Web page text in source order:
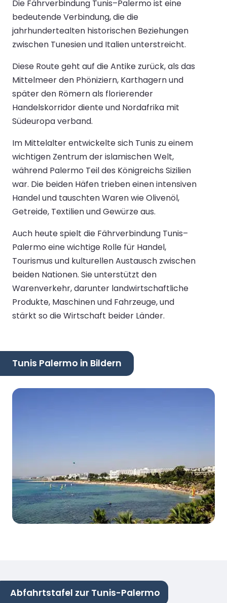
Die Fährverbindung Tunis–Palermo ist eine
bedeutende Verbindung, die die
jahrhundertealten historischen Beziehungen
zwischen Tunesien und Italien unterstreicht.
Diese Route geht auf die Antike zurück, als das
Mittelmeer den Phöniziern, Karthagern und
später den Römern als florierender
Handelskorridor diente und Nordafrika mit
Südeuropa verband.
Im Mittelalter entwickelte sich Tunis zu einem
wichtigen Zentrum der islamischen Welt,
während Palermo Teil des Königreichs Sizilien
war. Die beiden Häfen trieben einen intensiven
Handel und tauschten Waren wie Olivenöl,
Getreide, Textilien und Gewürze aus.
Auch heute spielt die Fährverbindung Tunis–
Palermo eine wichtige Rolle für Handel,
Tourismus und kulturellen Austausch zwischen
beiden Nationen. Sie unterstützt den
Warenverkehr, darunter landwirtschaftliche
Produkte, Maschinen und Fahrzeuge, und
stärkt so die Wirtschaft beider Länder.
Tunis Palermo in Bildern
Abfahrtstafel zur Tunis-Palermo